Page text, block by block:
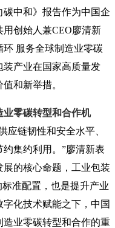
中和》报告作为中国企
创始人兼CEO廖清新
服务全球制造业零碳
产业在国家高质量发
和新举措。
业零碳转型和合作机
应链韧性和安全水平、
集约利用。”廖清新表
的核心命题，工业包装
准配置，也是提升产业
化技术赋能之下，中国
造业零碳转型和合作的重